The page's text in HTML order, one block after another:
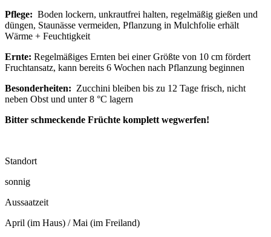
Pflege: Boden lockern, unkrautfrei halten, regelmäßig gießen und
düngen, Staunässe vermeiden, Pflanzung in Mulchfolie erhält
Wärme + Feuchtigkeit
Ernte: Regelmäßiges Ernten bei einer Größte von 10 cm fördert
Fruchtansatz, kann bereits 6 Wochen nach Pflanzung beginnen
Besonderheiten: Zucchini bleiben bis zu 12 Tage frisch, nicht
neben Obst und unter 8 °C lagern
Bitter schmeckende Früchte komplett wegwerfen!
Standort
sonnig
Aussaatzeit
April (im Haus) / Mai (im Freiland)